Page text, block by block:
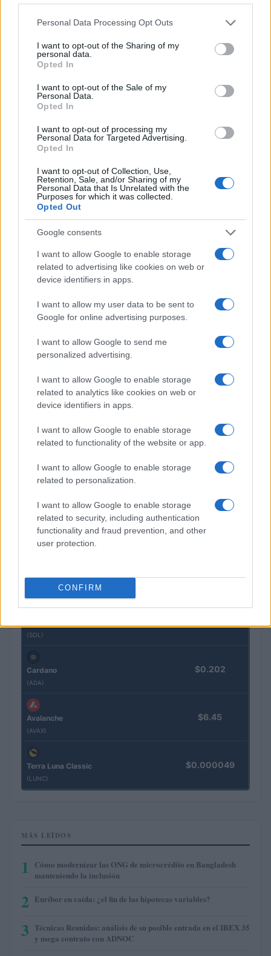
Please note that this website/app uses one or more Google
not limited to your visit or usage behaviour. You may click to
grant or deny consent to Google and its third-party tags to
use your data for below specified purposes in below Google
consent section.
Personal Data Processing Opt Outs
I want to opt-out of the Sharing of my
personal data.
Opted In
I want to opt-out of the Sale of my
Personal Data.
Opted In
I want to opt-out of processing my
Personal Data for Targeted Advertising.
Opted In
I want to opt-out of Collection, Use,
Retention, Sale, and/or Sharing of my
Personal Data that Is Unrelated with the
Purposes for which it was collected.
Opted Out
Google consents
I want to allow Google to enable storage
related to advertising like cookies on web or
device identifiers in apps.
I want to allow my user data to be sent to
Google for online advertising purposes.
I want to allow Google to send me
personalized advertising.
I want to allow Google to enable storage
related to analytics like cookies on web or
device identifiers in apps.
I want to allow Google to enable storage
related to functionality of the website or app.
I want to allow Google to enable storage
related to personalization.
I want to allow Google to enable storage
related to security, including authentication
functionality and fraud prevention, and other
user protection.
CONFIRM
por parte de Banco Santander
Marta Ruiz · 5 Ago 2026
FINANZAS
Guía completa sobre tarjetas cripto: fees, cashback y seguridad
Diego Martín · 5 Ago 2026
Nombre
Bitcoin
(BTC)
$64,437.00
Ethereum
BNB $590.60
(SOL)
Cardano
(ADA)
$0.202
Avalanche
(AVAX)
$6.45
Terra Luna Classic
(LUNC)
$0.000049
MÁS LEÍDOS
1
Cómo modernizar las ONG de microcrédito en Bangladesh
manteniendo la inclusión
2 Euríbor en caída: ¿el fin de las hipotecas variables?
3 Técnicas Reunidas: análisis de su posible entrada en el IBEX 35
y mega contrato con ADNOC